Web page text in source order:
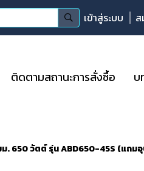
เข้าสู่ระบบ
ติดตามสถานะการสั่งซื้อ บ
มม. 650 วัตต์ รุ่น ABD650-45S (แถ